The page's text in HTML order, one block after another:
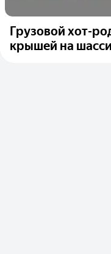
Грузовой хот-
крышей на